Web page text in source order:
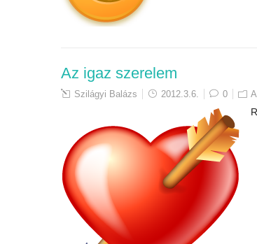
Az igaz szerelem
Szilágyi Balázs 2012.3.6. 0